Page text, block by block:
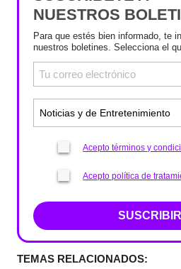
NUESTROS
Para que estés bien informado, te
nuestros boletines. Selecciona el
Acepto términos y
Acepto política de
TEMAS RELACIONADOS: